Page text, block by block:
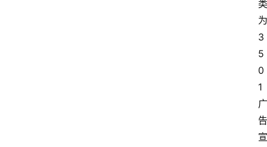
类
为
3
5
0
1
广
告
宣